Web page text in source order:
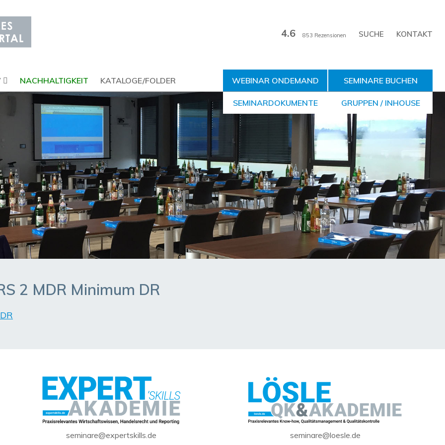
KONTAKT
4.6 853 Rezensionen
NACHHALTIGKEIT KATALOGE/FOLDER WEBINAR ONDEMAND
SEMINARDOKUMENTE
SEMINARE BUCHEN
GRUPPEN / INHOUSE
2 MDR Minimum DR
seminare@expertskills.de seminare@loesle.de